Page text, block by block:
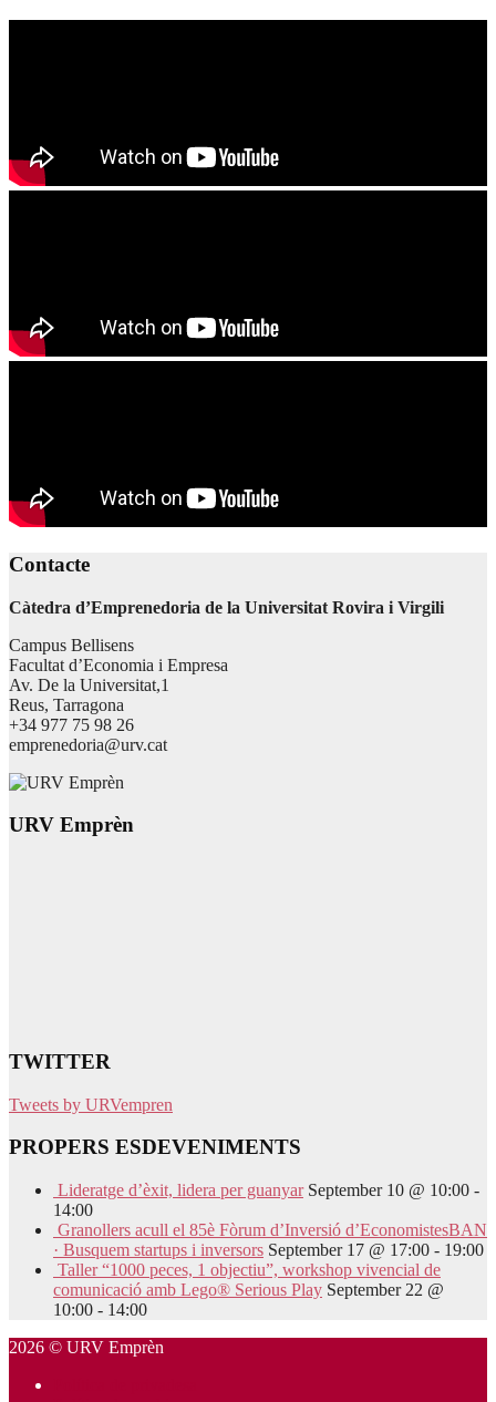
Contacte
Càtedra d’Emprenedoria de la Universitat Rovira i Virgili
Campus Bellisens
Facultat d’Economia i Empresa
Av. De la Universitat,1
Reus, Tarragona
+34 977 75 98 26
emprenedoria@urv.cat
URV Emprèn
TWITTER
Tweets by URVempren
PROPERS ESDEVENIMENTS
Lideratge d’èxit, lidera per guanyar September 10 @ 10:00 -
14:00
Granollers acull el 85è Fòrum d’Inversió d’EconomistesBAN
· Busquem startups i inversors September 17 @ 17:00 - 19:00
Taller “1000 peces, 1 objectiu”, workshop vivencial de
comunicació amb Lego® Serious Play September 22 @
10:00 - 14:00
2026 © URV Emprèn